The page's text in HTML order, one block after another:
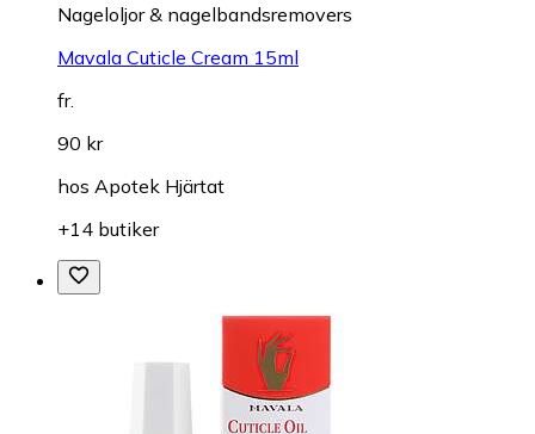
Nageloljor & nagelbandsremovers
Mavala Cuticle Cream 15ml
fr.
90 kr
hos Apotek Hjärtat
+14 butiker